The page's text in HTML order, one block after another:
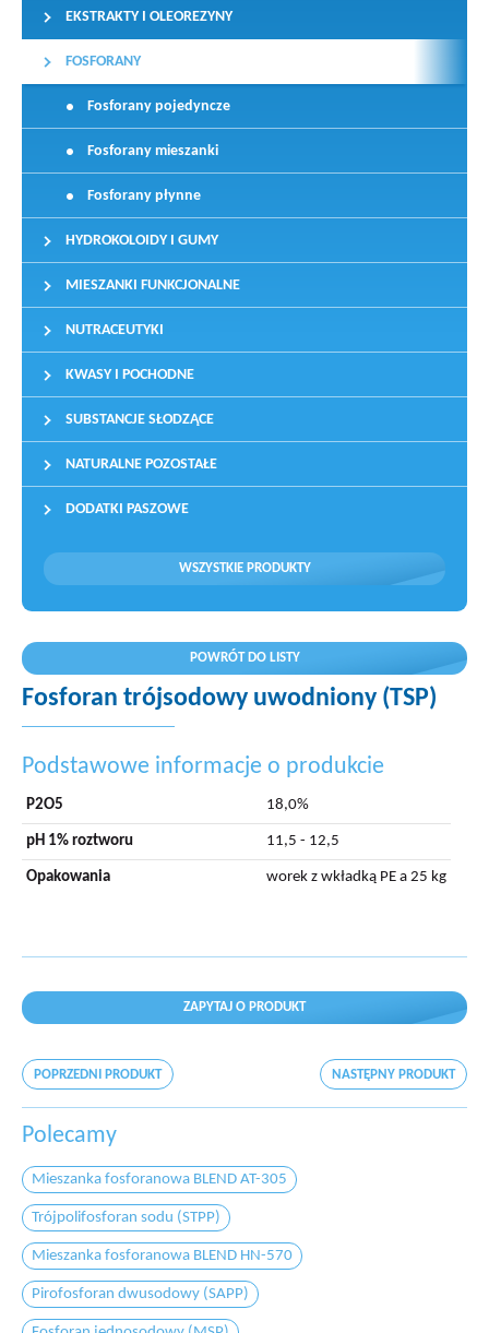
EKSTRAKTY I OLEOREZYNY
FOSFORANY
Fosforany pojedyncze
Fosforany mieszanki
Fosforany płynne
HYDROKOLOIDY I GUMY
MIESZANKI FUNKCJONALNE
NUTRACEUTYKI
KWASY I POCHODNE
SUBSTANCJE SŁODZĄCE
NATURALNE POZOSTAŁE
DODATKI PASZOWE
WSZYSTKIE PRODUKTY
POWRÓT DO LISTY
Fosforan trójsodowy uwodniony (TSP)
Podstawowe informacje o produkcie
P2O5 18,0%
pH 1% roztworu 11,5 - 12,5
Opakowania worek z wkładką PE a 25 kg
ZAPYTAJ O PRODUKT
POPRZEDNI PRODUKT NASTĘPNY PRODUKT
Polecamy
Mieszanka fosforanowa BLEND AT-305
Trójpolifosforan sodu (STPP)
Mieszanka fosforanowa BLEND HN-570
Pirofosforan dwusodowy (SAPP)